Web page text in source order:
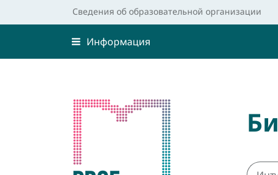
Сведения об образовательной организации
Информация